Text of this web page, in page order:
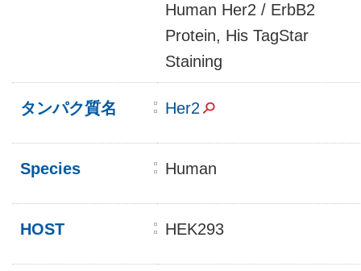
Human Her2 / ErbB2
Protein, His TagStar
Staining
タンパク質名 Her2
Species Human
HOST HEK293